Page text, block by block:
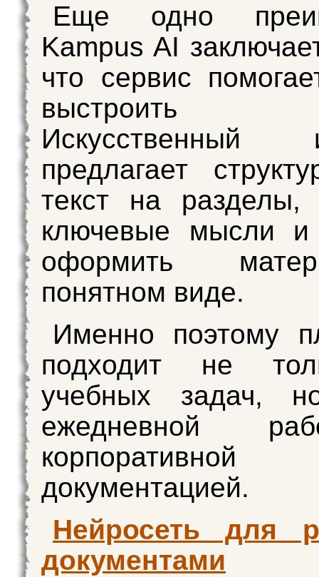
Еще одно
Kampus AI
что сервис
выстроить
Искусственный
предлагает
текст на разделы,
ключевые мысли и
оформить
понятном виде.
Именно поэтому
подходит не
учебных задач,
ежедневной
корпоративной
документацией.
Нейросеть для
документами